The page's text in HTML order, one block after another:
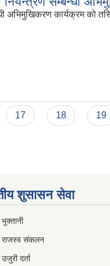
अभिमुखिकरण कार्यक्रम को
17 18 19
शुसासन सेवा
राजस्व संकलन
दर्ता